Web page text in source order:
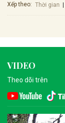
Xếp theo: Thời gian
VIDEO
Theo dõi trên